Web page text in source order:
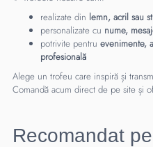
realizate din lemn, acril sau
personalizate cu nume,
potrivite pentru evenimente,
profesională
Alege un trofeu care inspiră și
Comandă acum direct de pe site și
Recomandat